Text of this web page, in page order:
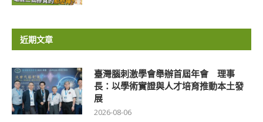
近期文章
臺灣腦刺激學會舉辦首屆年會 理事
長：以學術實證與人才培育推動本土發
展
2026-08-06